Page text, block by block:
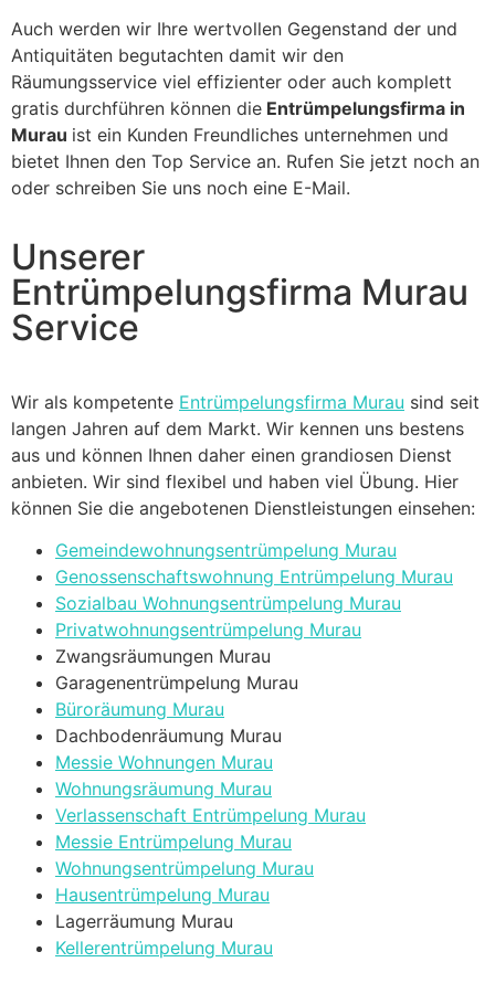
Auch werden wir Ihre wertvollen Gegenstand der und
Antiquitäten begutachten damit wir den
Räumungsservice viel effizienter oder auch komplett
gratis durchführen können die Entrümpelungsfirma in
Murau ist ein Kunden Freundliches unternehmen und
bietet Ihnen den Top Service an. Rufen Sie jetzt noch an
oder schreiben Sie uns noch eine E-Mail.
Unserer
Entrümpelungsfirma Murau
Service
Wir als kompetente Entrümpelungsfirma Murau sind seit
langen Jahren auf dem Markt. Wir kennen uns bestens
aus und können Ihnen daher einen grandiosen Dienst
anbieten. Wir sind flexibel und haben viel Übung. Hier
können Sie die angebotenen Dienstleistungen einsehen:
Gemeindewohnungsentrümpelung Murau
Genossenschaftswohnung Entrümpelung Murau
Sozialbau Wohnungsentrümpelung Murau
Privatwohnungsentrümpelung Murau
Zwangsräumungen Murau
Garagenentrümpelung Murau
Büroräumung Murau
Dachbodenräumung Murau
Messie Wohnungen Murau
Wohnungsräumung Murau
Verlassenschaft Entrümpelung Murau
Messie Entrümpelung Murau
Wohnungsentrümpelung Murau
Hausentrümpelung Murau
Lagerräumung Murau
Kellerentrümpelung Murau